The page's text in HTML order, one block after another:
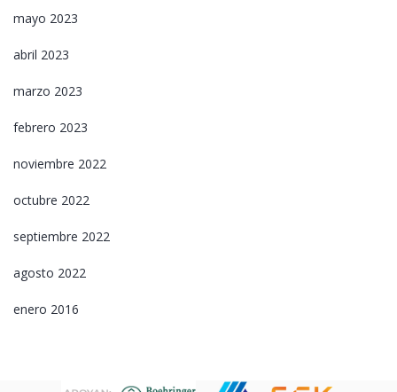
mayo 2023
abril 2023
marzo 2023
febrero 2023
noviembre 2022
octubre 2022
septiembre 2022
agosto 2022
enero 2016